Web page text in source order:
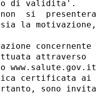
di validita'.
si
sia la
concernente
certificata ai
sono